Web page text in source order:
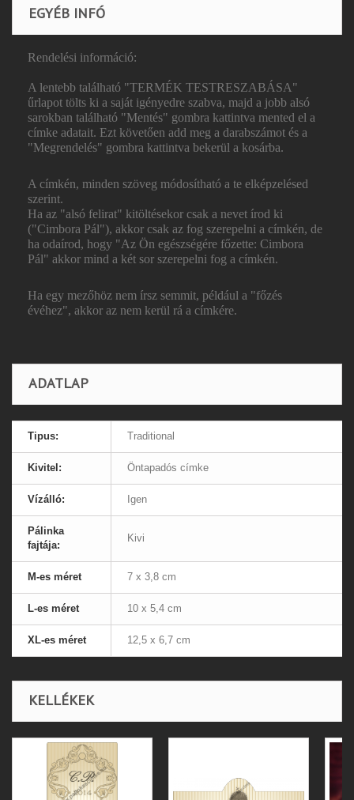
EGYÉB INFÓ
Rendelési információ:
A lentebb található "TERMÉK TESTRESZABÁSA"
űrlapot tölts ki a saját igényedre szabva, majd a jobb alsó
sarokban található "Mentés" gombra kattintva mented el a
címke adatait. Ezt követően add meg a darabszámot és a
"Megrendelés" gombra kattintva bekerül a kosárba.
A címkén, minden szöveg módosítható a te elképzelésed
szerint.
Ha az "alsó felirat" kitöltésekor csak a nevet írod ki
("Cimbora Pál"), akkor csak az fog szerepelni a címkén, de
ha odaírod, hogy "Az Ön egészségére főzette: Cimbora
Pál" akkor mind a két sor szerepelni fog a címkén.
Ha egy mezőhöz nem írsz semmit, például a "főzés
évéhez", akkor az nem kerül rá a címkére.
ADATLAP
Tipus: Traditional
Kivitel: Öntapadós címke
Vízálló: Igen
Pálinka
fajtája:
Kivi
M-es méret 7 x 3,8 cm
L-es méret 10 x 5,4 cm
XL-es méret 12,5 x 6,7 cm
KELLÉKEK